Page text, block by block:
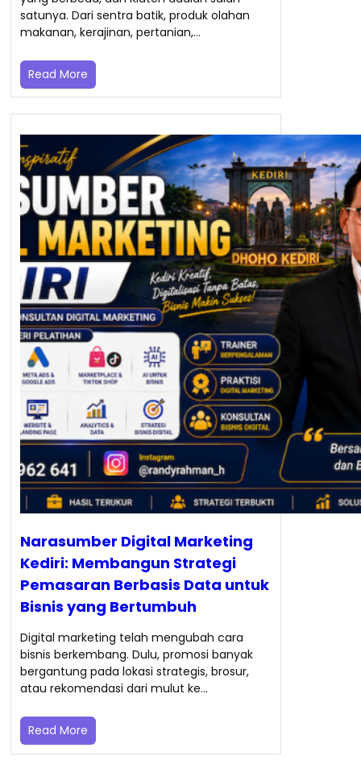
satunya. Dari sentra batik, produk olahan
makanan, kerajinan, pertanian,…
Read More
Narasumber Digital Marketing
Kediri: Membangun Strategi
Pemasaran Berbasis Data untuk
Bisnis yang Bertumbuh
Digital marketing telah mengubah cara
bisnis berkembang. Dulu, promosi banyak
bergantung pada lokasi strategis, brosur,
atau rekomendasi dari mulut ke…
Read More